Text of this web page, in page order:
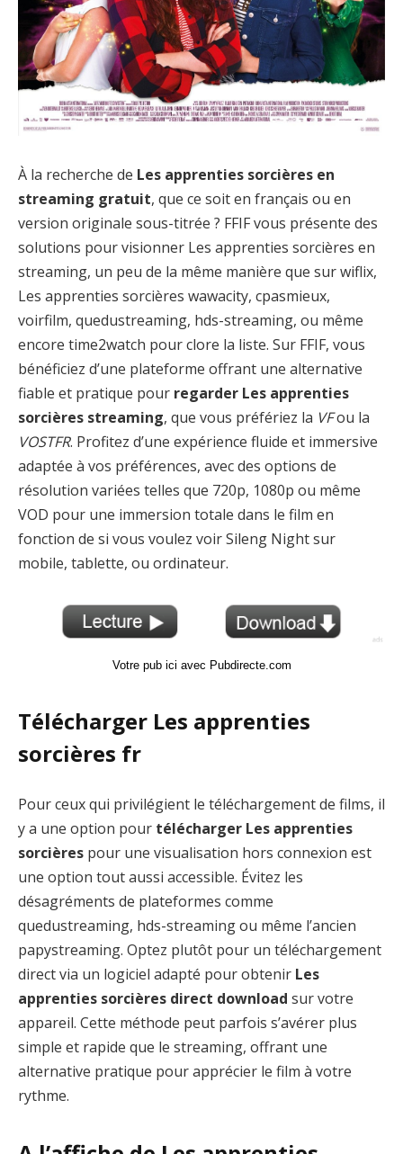
À la recherche de Les apprenties sorcières en
streaming gratuit, que ce soit en français ou en
version originale sous-titrée ? FFIF vous présente des
solutions pour visionner Les apprenties sorcières en
streaming, un peu de la même manière que sur wiflix,
Les apprenties sorcières wawacity, cpasmieux,
voirfilm, quedustreaming, hds-streaming, ou même
encore time2watch pour clore la liste. Sur FFIF, vous
bénéficiez d’une plateforme offrant une alternative
fiable et pratique pour regarder Les apprenties
sorcières streaming, que vous préfériez la VFou la
VOSTFR. Profitez d’une expérience fluide et immersive
adaptée à vos préférences, avec des options de
résolution variées telles que 720p, 1080p ou même
VOD pour une immersion totale dans le film en
fonction de si vous voulez voir Sileng Night sur
mobile, tablette, ou ordinateur.
Votre pub ici avec Pubdirecte.com
Télécharger Les apprenties
sorcières fr
Pour ceux qui privilégient le téléchargement de films, il
y a une option pour télécharger Les apprenties
sorcières pour une visualisation hors connexion est
une option tout aussi accessible. Évitez les
désagréments de plateformes comme
quedustreaming, hds-streaming ou même l’ancien
papystreaming. Optez plutôt pour un téléchargement
direct via un logiciel adapté pour obtenir Les
apprenties sorcières direct download sur votre
appareil. Cette méthode peut parfois s’avérer plus
simple et rapide que le streaming, offrant une
alternative pratique pour apprécier le film à votre
rythme.